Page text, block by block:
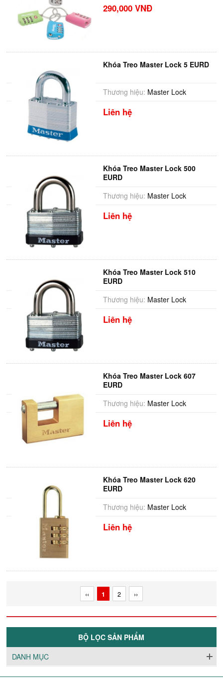
290,000 VNĐ
Khóa Treo Master Lock 5 EURD
Thương hiệu: Master Lock
Liên hệ
Khóa Treo Master Lock 500
EURD
Thương hiệu: Master Lock
Liên hệ
Khóa Treo Master Lock 510
EURD
Thương hiệu: Master Lock
Liên hệ
Khóa Treo Master Lock 607
EURD
Thương hiệu: Master Lock
Liên hệ
Khóa Treo Master Lock 620
EURD
Thương hiệu: Master Lock
Liên hệ
‹‹ 1 2 ››
BỘ LỌC SẢN PHẨM
DANH MỤC